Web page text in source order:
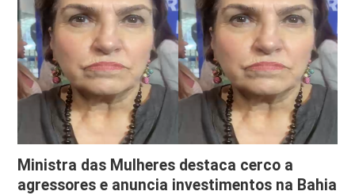
Ministra das Mulheres destaca cerco a
agressores e anuncia investimentos na Bahia